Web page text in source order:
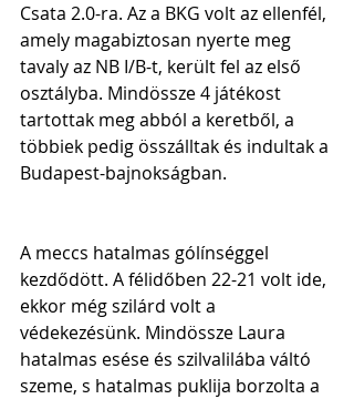
Csata 2.0-ra. Az a BKG volt az ellenfél,
amely magabiztosan nyerte meg
tavaly az NB I/B-t, került fel az első
osztályba. Mindössze 4 játékost
tartottak meg abból a keretből, a
többiek pedig összálltak és indultak a
Budapest-bajnokságban.
A meccs hatalmas gólínséggel
kezdődött. A félidőben 22-21 volt ide,
ekkor még szilárd volt a
védekezésünk. Mindössze Laura
hatalmas esése és szilvalilába váltó
szeme, s hatalmas puklija borzolta a